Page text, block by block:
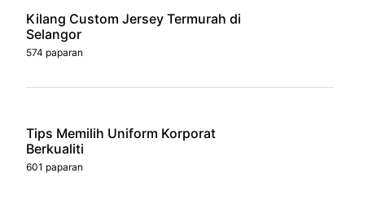
Kilang Custom Jersey Termurah di
Selangor
574 paparan
Tips Memilih Uniform Korporat
Berkualiti
601 paparan